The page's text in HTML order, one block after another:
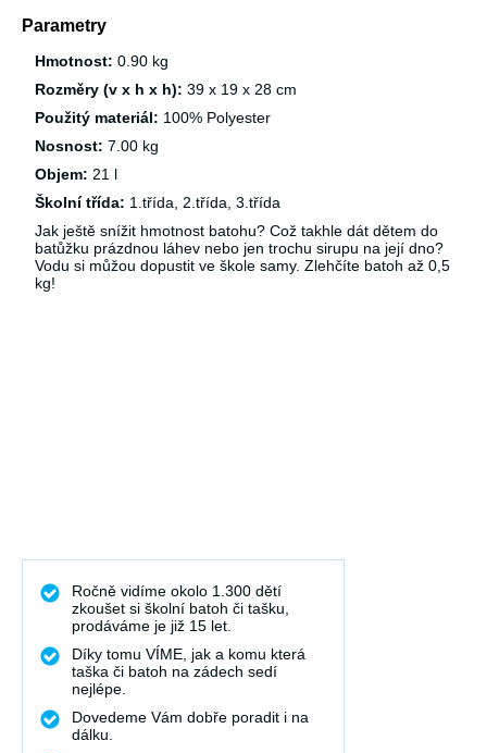
Parametry
Hmotnost: 0.90 kg
Rozměry (v x h x h): 39 x 19 x 28 cm
Použitý materiál: 100% Polyester
Nosnost: 7.00 kg
Objem: 21 l
Školní třída: 1.třída, 2.třída, 3.třída
Jak ještě snížit hmotnost batohu? Což takhle dát dětem do
batůžku prázdnou láhev nebo jen trochu sirupu na její dno?
Vodu si můžou dopustit ve škole samy. Zlehčíte batoh až 0,5
kg!
Ročně vidíme okolo 1.300 dětí
zkoušet si školní batoh či tašku,
prodáváme je již 15 let.
Díky tomu VÍME, jak a komu která
taška či batoh na zádech sedí
nejlépe.
Dovedeme Vám dobře poradit i na
dálku.